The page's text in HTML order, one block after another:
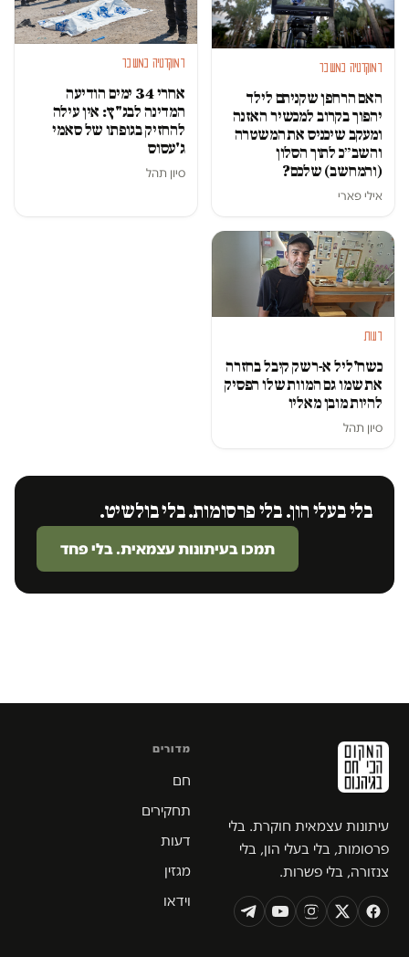
דמוקרטיה במשבר
האם הרחפן שקניתם לילד
יהפוך בקרוב למכשיר האזנה
ומעקב שיכניס את המשטרה
והשב״כ לתוך הסלון
(והמחשב) שלכם?
אילי פארי
דמוקרטיה במשבר
אחרי 34 ימים הודיעה
המדינה לבג"ץ: אין עילה
להחזיק בגופתו של סאמי
ג'עסוס
סיון תהל
דעות
כשח'ליל א-רשק קיבל בחזרה
את שמו גם המוות שלו הפסיק
להיות מובן מאליו
סיון תהל
בלי בעלי הון. בלי פרסומות. בלי בולשיט.
תמכו בעיתונות עצמאית. בלי פחד
עיתונות עצמאית חוקרת. בלי
פרסומות, בלי בעלי הון, בלי
צנזורה, בלי פשרות.
מדורים
חם
תחקירים
דעות
מגזין
וידאו